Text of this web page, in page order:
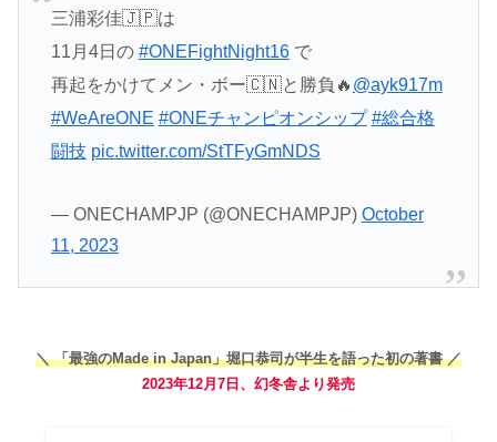
三浦彩佳🇯🇵は
11月4日の #ONEFightNight16で
再起をかけてメン・ボー🇨🇳と勝負🔥 @ayk917m
#WeAreONE #ONEチャンピオンシップ #総合格
闘技 pic.twitter.com/StTFyGmNDS
— ONECHAMPJP (@ONECHAMPJP) October
11, 2023
＼ 「最強のMade in Japan」堀口恭司が半生を語った初の著書 ／
2023年12月7日、幻冬舎より発売